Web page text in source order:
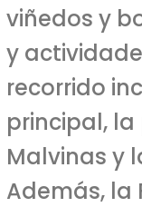
viñedos y
y
recorrido
principal,
Malvinas y
Además, la